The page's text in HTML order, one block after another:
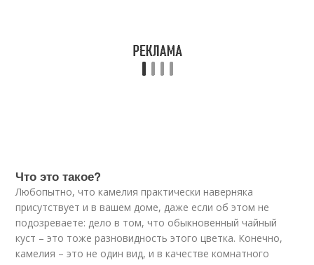
Что это такое?
Любопытно, что камелия практически наверняка
присутствует и в вашем доме, даже если об этом не
подозреваете: дело в том, что обыкновенный чайный
куст – это тоже разновидность этого цветка. Конечно,
камелия – это не один вид, и в качестве комнатного